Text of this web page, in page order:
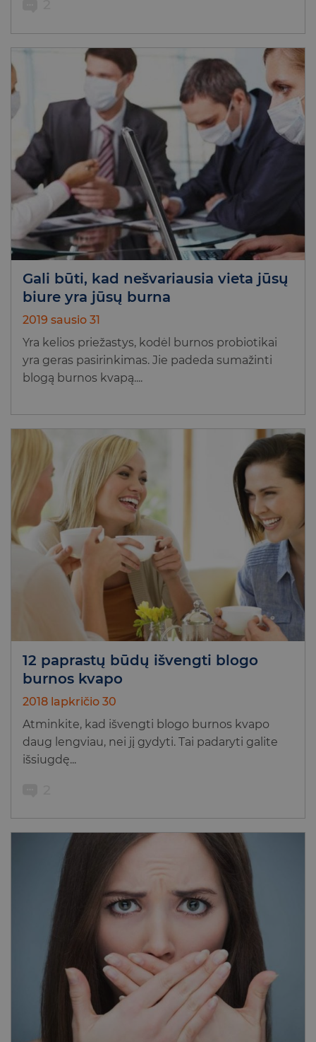
Gali būti, kad nešvariausia vieta jūsų
biure yra jūsų burna
2019 sausio 31
Yra kelios priežastys, kodėl burnos probiotikai
yra geras pasirinkimas. Jie padeda sumažinti
blogą burnos kvapą....
12 paprastų būdų išvengti blogo
burnos kvapo
2018 lapkričio 30
Atminkite, kad išvengti blogo burnos kvapo
daug lengviau, nei jį gydyti. Tai padaryti galite
išsiugdę...